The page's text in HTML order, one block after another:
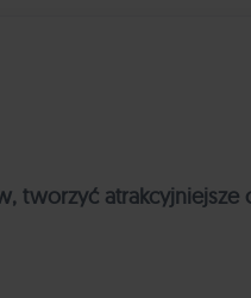
tworzyć atrakcyjniejsze